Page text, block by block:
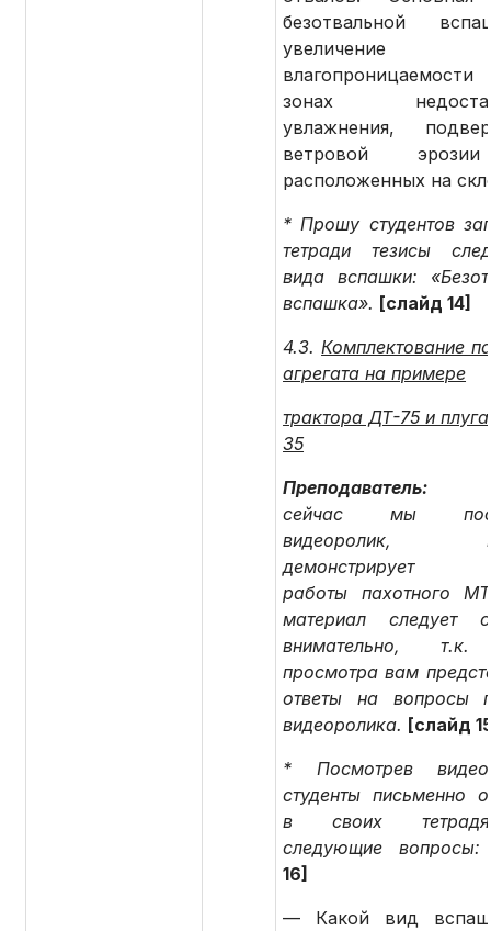
безотвальной
увеличение
зонах
увлажнения,
ветровой
расположенных на
* Прошу студентов
тетради тезисы
вида вспашки:
вспашка». [слайд 14]
4.3.Комплектование
агрегата на примере
трактора ДТ-75 и
35
сейчас мы
видеоролик,
демонстрирует
работы пахотного
материал следует
внимательно, т.к.
просмотра вам
ответы на вопросы
видеоролика. [слайд
* Посмотрев
студенты письменно
в своих
следующие вопросы:
16]
— Какой вид